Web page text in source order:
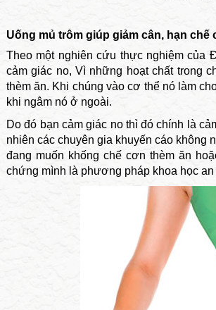
Uống mủ trôm giúp giảm cân, hạn chế
Theo một nghiên cứu thực nghiệm của
cảm giác no, Vì những hoạt chất trong
thèm ăn. Khi chúng vào cơ thể nó làm
khi ngâm nó ở ngoài.
Do đó bạn cảm giác no thì đó chính là
nhiên các chuyên gia khuyến cáo không
đang muốn khống chế cơn thèm ăn
chứng mình là phương pháp khoa học